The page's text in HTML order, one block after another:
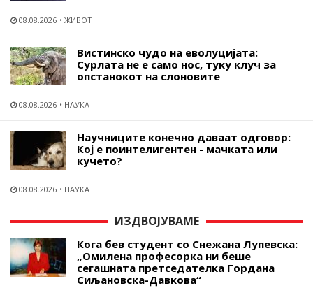
08.08.2026 ЖИВОТ
Вистинско чудо на еволуцијата:
Сурлата не е само нос, туку клуч за
опстанокот на слоновите
08.08.2026 НАУКА
Научниците конечно даваат одговор:
Кој е поинтелигентен - мачката или
кучето?
08.08.2026 НАУКА
ИЗДВОЈУВАМЕ
Кога бев студент со Снежана Лупевска:
„Омилена професорка ни беше
сегашната претседателка Гордана
Сиљановска-Давкова“